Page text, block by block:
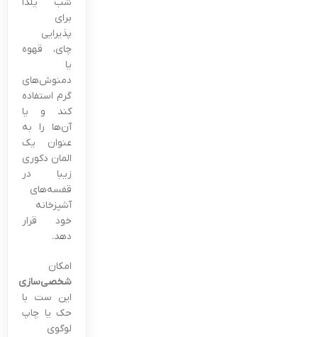
شب یلدا
برای
پذیرایی
چای، قهوه
یا
دمنوش‌های
گرم استفاده
کند و یا
آن‌ها را به
عنوان یک
المان دکوری
زیبا در
قفسه‌های
آشپزخانه
خود قرار
دهد.
امکان
شخصی‌سازی
این ست با
حک یا چاپ
لوگوی